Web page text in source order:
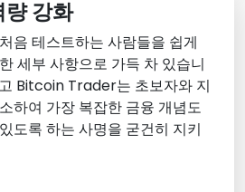
강화
음 테스트하는 사람들을 쉽게
세부 사항으로 가득 차 있습니
Bitcoin Trader는 초보자와 지
하여 가장 복잡한 금융 개념도
도록 하는 사명을 굳건히 지키